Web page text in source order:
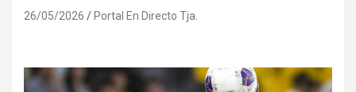
26/05/2026 Portal En Directo Tja.